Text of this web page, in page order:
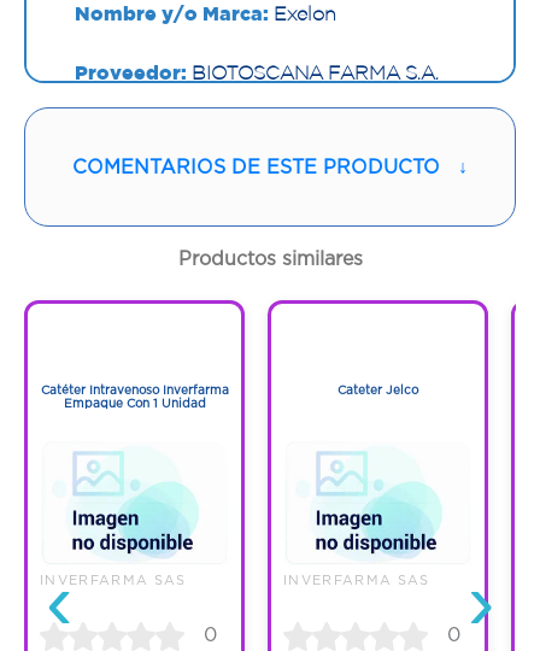
Nombre y/o Marca: Exelon
Proveedor: BIOTOSCANA FARMA S.A.
28 Cápsulas
Código:366610
COMENTARIOS DE ESTE PRODUCTO ↓
Productos similares
‹
Catéter Intravenoso Inverfarma
Empaque Con 1 Unidad
INVERFARMA SAS
0
Cateter Jelco
INVERFARMA SAS
0 ›